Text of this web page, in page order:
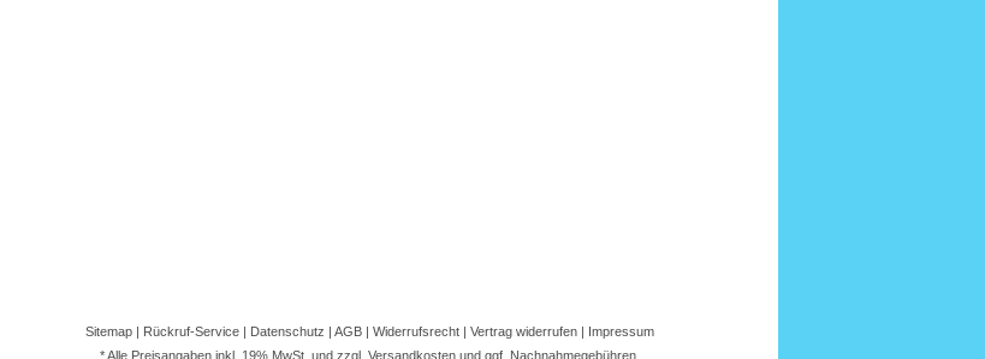
Sitemap| Rückruf-Service| Datenschutz | AGB| Widerrufsrecht| Vertrag widerrufen| Impressum
* Alle Preisangaben inkl. 19% MwSt. und zzgl. Versandkostenund ggf. Nachnahmegebühren.